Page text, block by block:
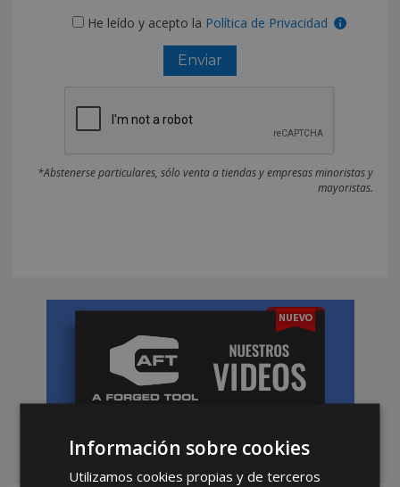
He leído y acepto la Política de Privacidad
*Abstenerse particulares, sólo venta a tiendas y empresas minoristas y
mayoristas.
Información sobre cookies
Utilizamos cookies propias y de terceros